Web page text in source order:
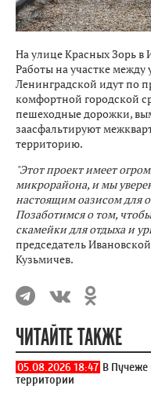
На улице Красных Зорь в
Работы на участке
Ленинградской идут по
комфортной городской
пешеходные дорожки,
заасфальтируют
территорию.
"Этот проект имеет
микрорайона, и мы
настоящим оазисом для
Позаботимся о том,
скамейки для отдыха и
председатель
Кузьмичев.
ЧИТАЙТЕ ТАКЖЕ
05.08.2026 18:47 В Пучеже
территории